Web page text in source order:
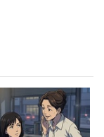
々からの
いて『私は
聞かす高卒の